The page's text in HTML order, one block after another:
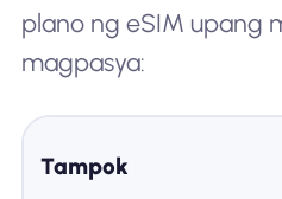
plano ng eSIM upang
magpasya:
Tampok